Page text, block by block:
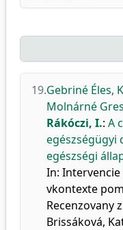
19.Gebriné Éles,
Molnárné
Rákóczi, I.: A
egészségügyi
egészségi
In:
vkontexte
Recenzovany
Brissáková,